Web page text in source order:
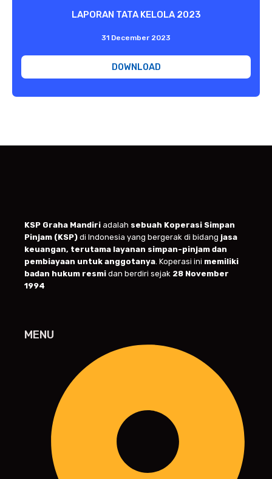
LAPORAN TATA KELOLA 2023
31 December 2023
DOWNLOAD
KSP Graha Mandiri adalah sebuah Koperasi Simpan
Pinjam (KSP) di Indonesia yang bergerak di bidang jasa
keuangan, terutama layanan simpan-pinjam dan
pembiayaan untuk anggotanya. Koperasi ini memiliki
badan hukum resmi dan berdiri sejak 28 November
1994
MENU